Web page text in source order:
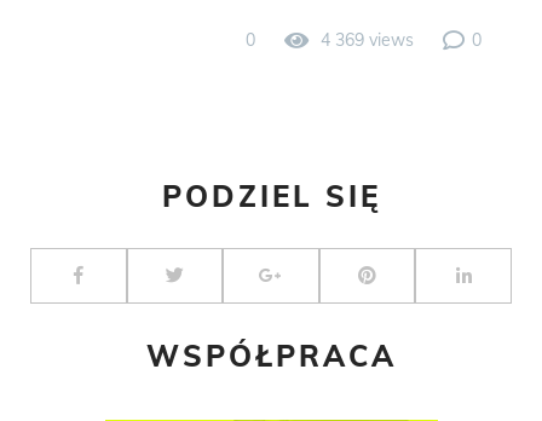
0 4 369 views 0
PODZIEL SIĘ
WSPÓŁPRACA